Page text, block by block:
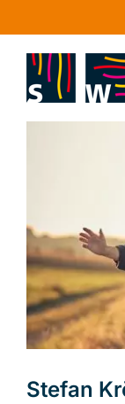
springen
Stefan